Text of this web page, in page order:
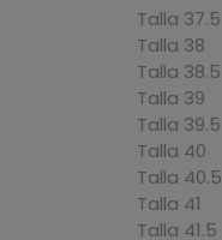
Talla 37.5
Talla 38
Talla 38.5
Talla 39
Talla 39.5
Talla 40
Talla 40.5
Talla 41
Talla 41.5